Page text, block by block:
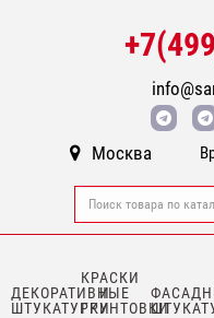
Москва
ДЕКОРАТИВНЫЕ
ШТУКАТУРКИ
КРАСКИ
И
ГРУНТОВКИ